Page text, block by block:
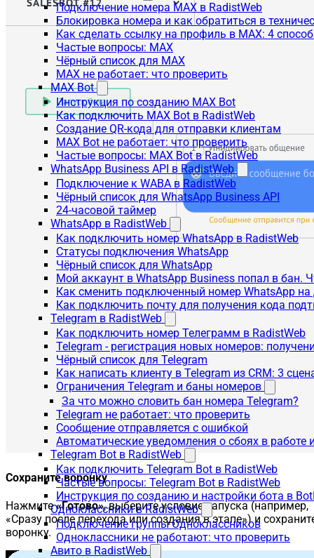
Подключение номера MAX в RadistWeb
Блокировка номера и как обратиться в
Как сделать ссылку на профиль в MAX: 4
Частые вопросы: MAX
Чёрный список для MAX
MAX не работает: что проверить
MAX Bot
Инструкция по созданию MAX Bot
Как подключить MAX Bot в RadistWeb
Создание QR-кода для отправки клиентам
MAX Bot не работает: что проверить
Частые вопросы: MAX Bot в RadistWeb
WhatsApp Business API в RadistWeb
Подключение к WABA в RadistWeb
Чёрный список для WhatsApp Business API
24-часовой таймер
WhatsApp в RadistWeb
Как подключить номер WhatsApp в RadistWeb
Статусы подключения WhatsApp
Чёрный список для WhatsApp
Мой аккаунт в WhatsApp Business попал в бан.
Как сменить подключенный номер WhatsApp на
Как подключить почту для получения кода
Telegram в RadistWeb
Как подключить номер Телеграмм в RadistWeb
Telegram - регистрация новых номеров:
Чёрный список для Telegram
Как написать клиенту в Telegram из CRM: 3
Ограничения Telegram и баны номеров
За что можно словить бан номера Telegram?
Telegram не работает: что проверить
Сообщение отправляется с ошибкой
Автоматические уведомления о сбоях в работе
Telegram Bot в RadistWeb
Как подключить Telegram Bot в RadistWeb
Частые вопросы: Telegram Bot в RadistWeb
Инструкция по созданию и настройки бота в
Одноклассники в RadistWeb
Подключение группы Одноклассников
Одноклассники не работают: что проверить
Авито в RadistWeb
Сохраните воронку
Нажмите«Готово», выберите условие запуска (например,
«Сразу после перехода или создания в этапе») и
воронку.